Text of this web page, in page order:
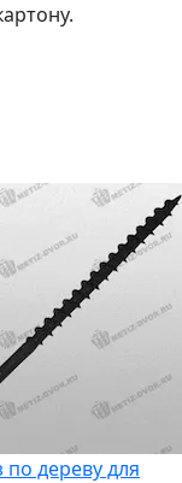
дереву для